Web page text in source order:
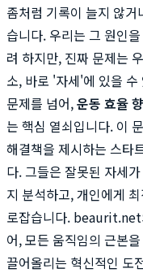
좀처럼 기록이 늘지 않
습니다. 우리는 그 원인
려 하지만, 진짜 문제는
소, 바로 '자세'에 있을
문제를 넘어,운동 효율
는 핵심 열쇠입니다. 이
해결책을 제시하는 스
다. 그들은 잘못된 자세
지 분석하고, 개인에게
로잡습니다. beaurit.net
어, 모든 움직임의 근본
끌어올리는 혁신적인 도